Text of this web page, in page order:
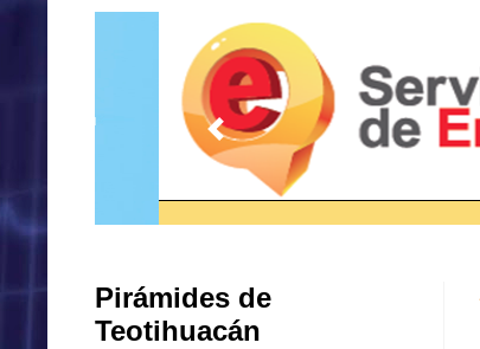
Pirámides de
Teotihuacán